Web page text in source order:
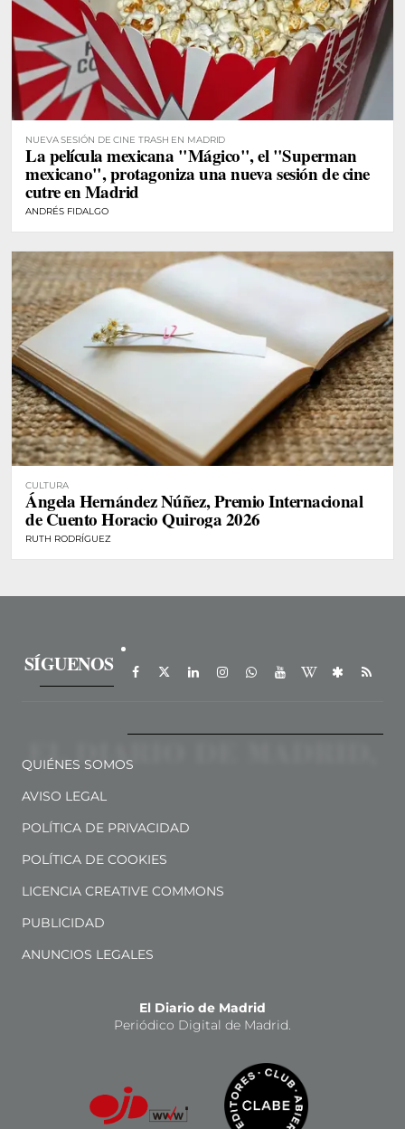
NUEVA SESIÓN DE CINE TRASH EN MADRID
La película mexicana "Mágico", el "Superman
mexicano", protagoniza una nueva sesión de cine
cutre en Madrid
ANDRÉS FIDALGO
CULTURA
Ángela Hernández Núñez, Premio Internacional
de Cuento Horacio Quiroga 2026
RUTH RODRÍGUEZ
SÍGUENOS
QUIÉNES SOMOS
AVISO LEGAL
POLÍTICA DE PRIVACIDAD
POLÍTICA DE COOKIES
LICENCIA CREATIVE COMMONS
PUBLICIDAD
ANUNCIOS LEGALES
El Diario de Madrid
Periódico Digital de Madrid.